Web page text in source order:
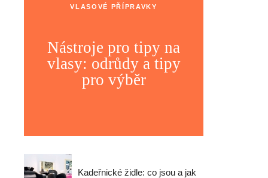
VLASOVÉ PŘÍPRAVKY
Nástroje pro tipy na
vlasy: odrůdy a tipy
pro výběr
Kadeřnické židle: co jsou a jak